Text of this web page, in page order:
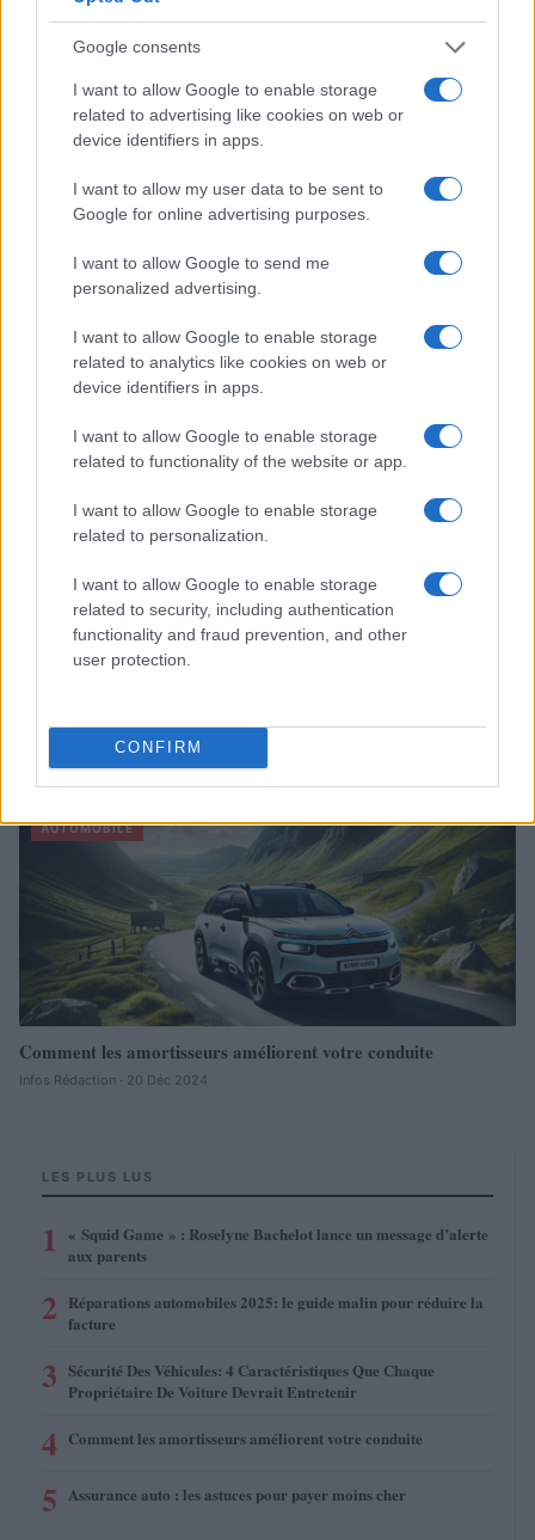
Google consents
I want to allow Google to enable storage
related to advertising like cookies on web or
device identifiers in apps.
I want to allow my user data to be sent to
Google for online advertising purposes.
I want to allow Google to send me
personalized advertising.
I want to allow Google to enable storage
related to analytics like cookies on web or
device identifiers in apps.
I want to allow Google to enable storage
related to functionality of the website or app.
I want to allow Google to enable storage
related to personalization.
I want to allow Google to enable storage
related to security, including authentication
functionality and fraud prevention, and other
user protection.
CONFIRM
À lire aussi
Réparations automobiles 2025: le guide malin pour réduire la
AUTOMOBILE
Sécurité Des Véhicules: 4 Caractéristiques Que Chaque
Propriétaire De Voiture Devrait Entretenir
Redazione Online · 28 Fév 2025
AUTOMOBILE
Comment les amortisseurs améliorent votre conduite
Infos Rédaction · 20 Déc 2024
LES PLUS LUS
1
« Squid Game » : Roselyne Bachelot lance un message d’alerte
aux parents
2 Réparations automobiles 2025: le guide malin pour réduire la
facture
3 Sécurité Des Véhicules: 4 Caractéristiques Que Chaque
Propriétaire De Voiture Devrait Entretenir
4 Comment les amortisseurs améliorent votre conduite
5 Assurance auto : les astuces pour payer moins cher